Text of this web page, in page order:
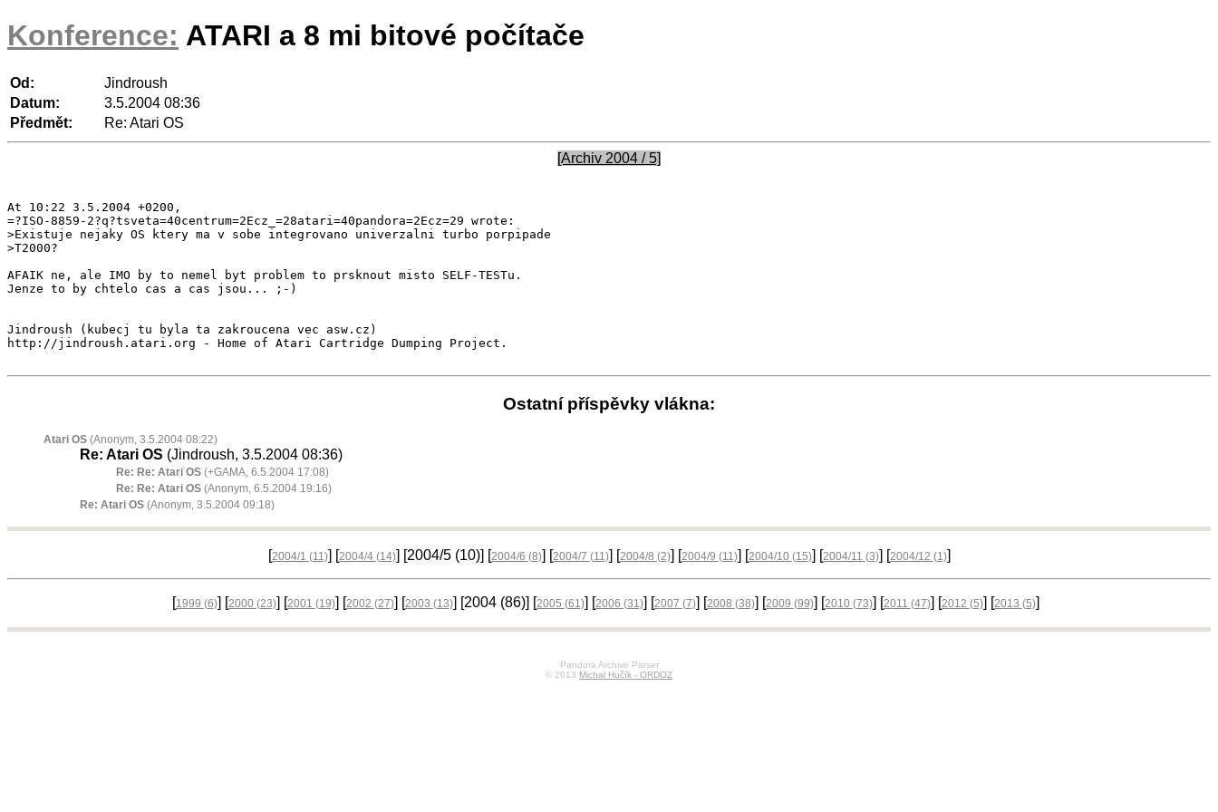
Konference: ATARI a 8 mi bitové počítače
Od:
Jindroush
Datum:
3.5.2004 08:36
Předmět:
Re: Atari OS
[Archiv 2004 / 5]
At 10:22 3.5.2004 +0200,
>Existuje nejaky OS ktery ma v sobe integrovano univerzalni turbo porpipade
AFAIK ne, ale IMO by to nemel byt problem to prsknout misto SELF-TESTu.
Jenze to by chtelo cas a cas jsou... ;-)
Jindroush (kubecj tu byla ta zakroucena vec asw.cz)
http://jindroush.atari.org - Home of Atari Cartridge Dumping Project.
Ostatní příspěvky vlákna:
Atari OS (Anonym, 3.5.2004 08:22)
Re: Atari OS (Jindroush, 3.5.2004 08:36)
Re: Re: Atari OS (+GAMA, 6.5.2004 17:08)
Re: Re: Atari OS (Anonym, 6.5.2004 19:16)
Re: Atari OS (Anonym, 3.5.2004 09:18)
[2004/1 (11)] [2004/4 (14)] [2004/5 (10)] [2004/6 (8)] [2004/7 (11)] [2004/8 (2)] [2004/9 (11)] [2004/10 (15)] [2004/11 (3)] [2004/12 (1)]
[1999 (6)] [2000 (23)] [2001 (19)] [2002 (27)] [2003 (13)] [2004 (86)] [2005 (61)] [2006 (31)] [2007 (7)] [2008 (38)] [2009 (99)] [2010 (73)] [2011 (47)] [2012 (5)] [2013 (5)]
Pandora Archive Parser
© 2013 Michal Hučík - ORDOZ